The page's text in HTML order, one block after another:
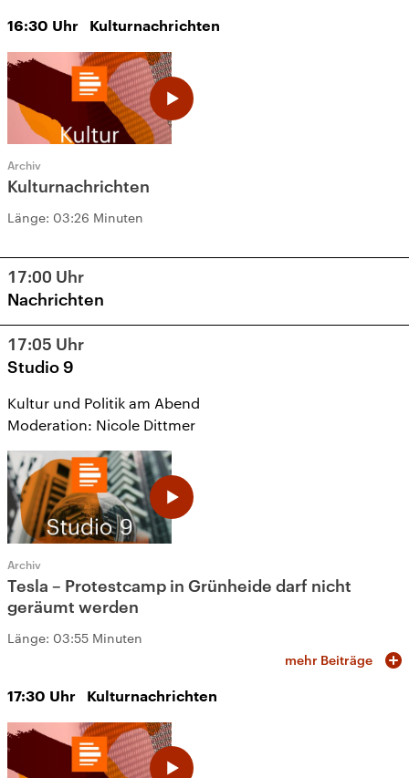
16:30 Uhr Kulturnachrichten
Archiv
Kulturnachrichten
Länge: 03:26 Minuten
17:00 Uhr
Nachrichten
17:05 Uhr
Studio 9
Kultur und Politik am Abend
Moderation: Nicole Dittmer
Archiv
Tesla – Protestcamp in Grünheide darf nicht
geräumt werden
Länge: 03:55 Minuten
mehr Beiträge
17:30 Uhr Kulturnachrichten